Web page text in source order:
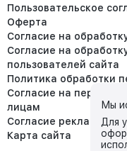
Пользовательское
Оферта
Согласие на
Согласие на
пользователей сайта
Политика обработки
Согласие на
лицам
Согласие реклама
Карта сайта
Мы
Для